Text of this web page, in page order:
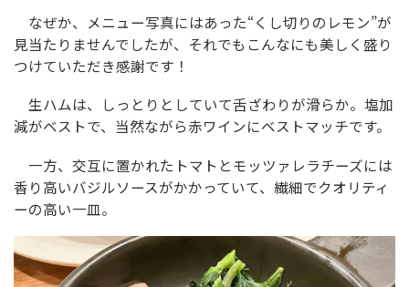
なぜか、メニュー写真にはあった“くし切りのレモン”が
見当たりませんでしたが、それでもこんなにも美しく盛り
つけていただき感謝です！
生ハムは、しっとりとしていて舌ざわりが滑らか。塩加
減がベストで、当然ながら赤ワインにベストマッチです。
一方、交互に置かれたトマトとモッツァレラチーズには
香り高いバジルソースがかかっていて、繊細でクオリティ
ーの高い一皿。